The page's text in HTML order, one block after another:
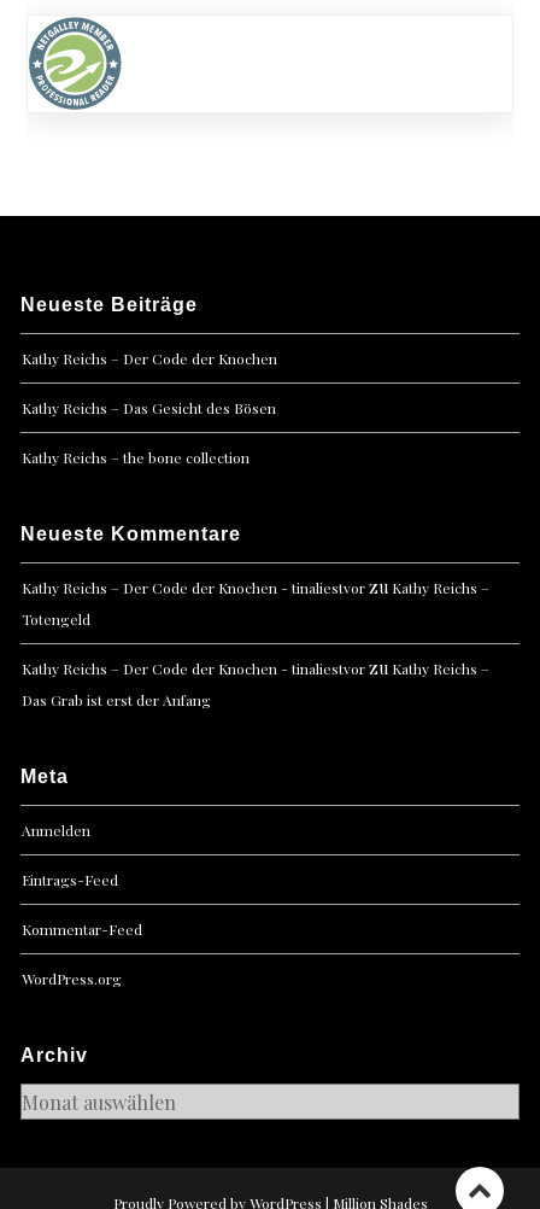
Neueste Beiträge
Kathy Reichs – Der Code der Knochen
Kathy Reichs – Das Gesicht des Bösen
Kathy Reichs – the bone collection
Neueste Kommentare
Kathy Reichs – Der Code der Knochen - tinaliestvorzu Kathy Reichs –
Totengeld
Kathy Reichs – Der Code der Knochen - tinaliestvorzu Kathy Reichs –
Das Grab ist erst der Anfang
Meta
Anmelden
Eintrags-Feed
Kommentar-Feed
WordPress.org
Archiv
Archiv
Proudly Powered by WordPress | Million Shades